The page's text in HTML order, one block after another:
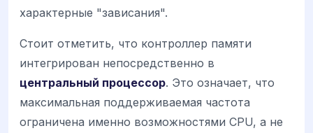
характерные "зависания".
Стоит отметить, что контроллер памяти
интегрирован непосредственно в
центральный процессор. Это означает, что
максимальная поддерживаемая частота
ограничена именно возможностями CPU, а не